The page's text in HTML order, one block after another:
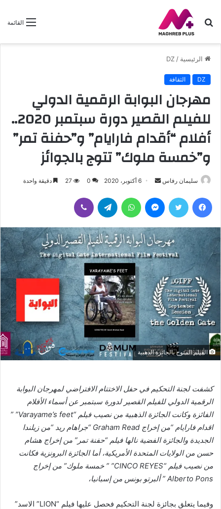
القائمة
بحث
عن
الرئيسية /
DZ
DZ الثقافة
مهرجان البوابة الرقمية الدولي
للفيلم القصير دورة سبتمبر 2020..
أفلام “أقدام فارايام” و”حفنة تمر”
و”خمسة ملوك” تتوج بالجوائز
سليمان رفاس
أرسل
إلكترونيا
6 أكتوبر، 2020 0
27 دقيقة واحدة
فيسبوك تويتر ماسنجر واتساب تيلقرام
الفيلم المتوج بالجائزة الذهبية
كشفت لجنة التحكيم في حفل الاختتام الافتراضي لمهرجان البوابة
الرقمية الدولي للفيلم القصير لدورة سبتمبر عن أسماء الأفلام
الفائزة وكانت الجائزة الذهبية من نصيب فيلم “Varayame’s feet” ”
اقدام فارايام “من إخراج Graham Read “جراهام ريد “من زيلندا
الجديدة والجائزة الفضية نالها فيلم “حفنة تمر” من إخراج هشام
حسن من الولايات المتحدة الأمريكية، أما الجائزة البرونزية فكانت
من نصيب فيلم “CINCO REYES” ” خمسة ملوك” من إخراج
Alberto Pons ” ألبرتو بونس من إسبانيا،
وفيما يتعلق بجائزة لجنة التحكيم فحصل عليها فيلم “LION” الاسد”